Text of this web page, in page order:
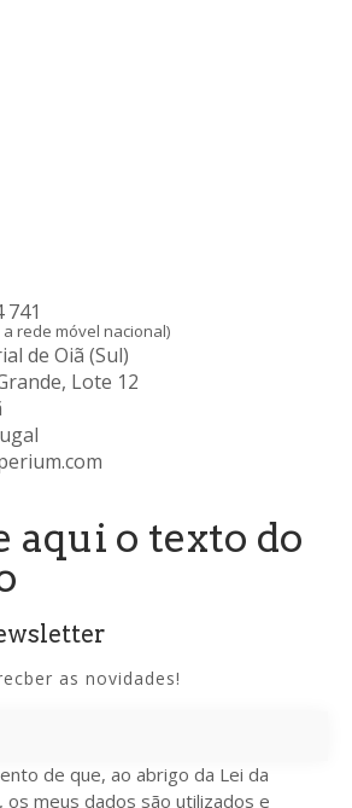
741
rede móvel nacional)
de Oiã (Sul)
Lote 12
aqui o texto do
as novidades!
de que, ao abrigo da Lei da
meus dados são utilizados e